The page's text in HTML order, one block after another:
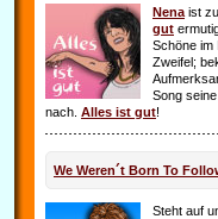
Nena ist
gut
Schöne im
Zweifel;
Song
nach. Alles ist gut!
We Weren´t Born To
Steht auf